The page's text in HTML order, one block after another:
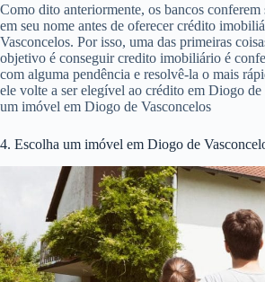
Como dito anteriormente, os bancos conferem
em seu nome antes de oferecer crédito
Vasconcelos. Por isso, uma das primeiras
objetivo é conseguir credito imobiliário é
com alguma pendência e resolvê-la o mais
ele volte a ser elegível ao crédito em Diogo de
um imóvel em Diogo de Vasconcelos
4. Escolha um imóvel em Diogo de